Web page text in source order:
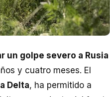
un golpe severo a Rusia
y cuatro meses. El
Delta, ha permitido a